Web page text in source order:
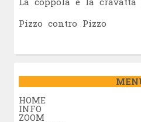
Pizzo contro Pizzo
HOME
INFO
ZOOM